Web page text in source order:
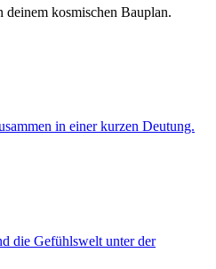
kosmischen Bauplan.
in einer kurzen Deutung.
die Gefühlswelt unter der